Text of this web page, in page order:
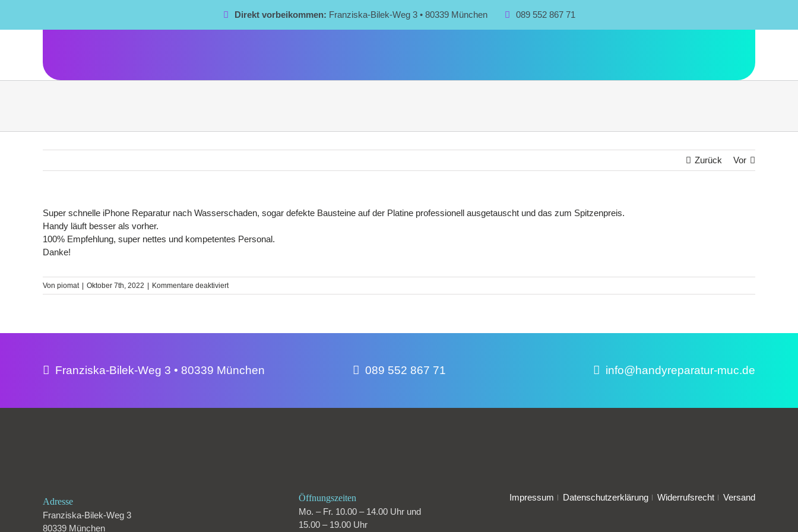
springen
Direkt vorbeikommen: Franziska-Bilek-Weg 3 • 80339 München 089 552 867 71
Zurück Vor
Super schnelle iPhone Reparatur nach Wasserschaden, sogar defekte Bausteine auf der Platine professionell ausgetauscht und das zum Spitzenpreis.
Handy läuft besser als vorher.
100% Empfehlung, super nettes und kompetentes Personal.
Danke!
Von piomat Oktober 7th, 2022 Kommentare deaktiviertfür
Franziska-Bilek-Weg 3 • 80339 München 089 552 867 71 info@handyreparatur-muc.de
Adresse
Franziska-Bilek-Weg 3
80339 München
Öffnungszeiten
Mo. – Fr. 10.00 – 14.00 Uhr und
15.00 – 19.00 Uhr
Impressum Datenschutzerklärung Widerrufsrecht Versand